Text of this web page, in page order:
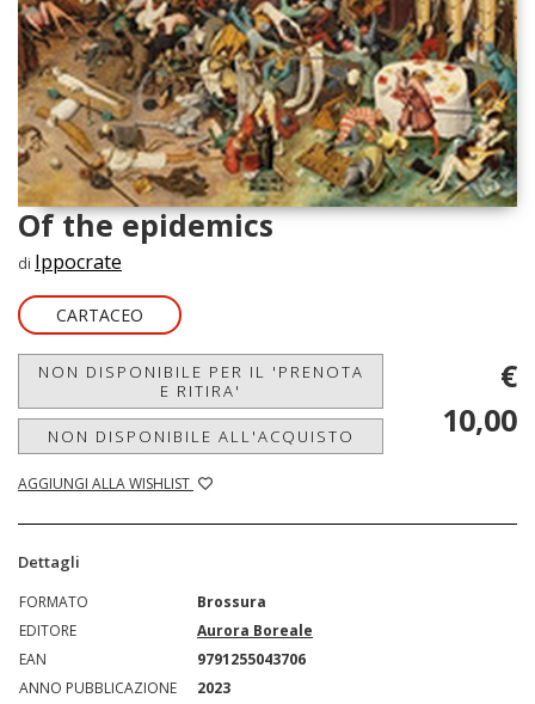
Of the epidemics
di Ippocrate
CARTACEO
NON DISPONIBILE PER IL 'PRENOTA
E RITIRA'
NON DISPONIBILE ALL'ACQUISTO
AGGIUNGI ALLA WISHLIST
€
10,00
Dettagli
FORMATO
Brossura
EDITORE
Aurora Boreale
EAN
9791255043706
ANNO PUBBLICAZIONE
2023